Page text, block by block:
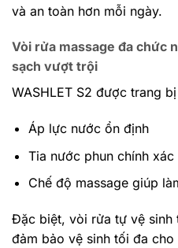
và an toàn hơn mỗi ngày.
Vòi rửa massage đa chức
sạch vượt trội
WASHLET S2 được trang
Áp lực nước ổn định
Tia nước phun chính xác
Chế độ massage giúp
Đặc biệt, vòi rửa tự vệ sinh
đảm bảo vệ sinh tối đa